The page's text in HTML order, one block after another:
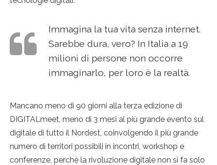
Immagina la tua vita senza internet.
Sarebbe dura, vero? In Italia a 19
milioni di persone non occorre
immaginarlo, per loro è la realtà.
Mancano meno di 90 giorni alla terza edizione di
DIGITALmeet, meno di 3 mesi al più grande evento sul
digitale di tutto il Nordest, coinvolgendo il più grande
numero di territori possibili in incontri, workshop e
conferenze, perchè la rivoluzione digitale non si fa solo